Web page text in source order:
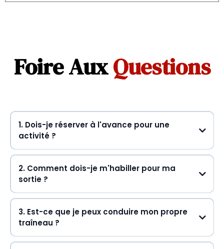
Foire AuxQuestions
1. Dois-je réserver à l'avance pour une
activité ?
Oui, la réservation est obligatoire.
2. Comment dois-je m'habiller pour ma
sortie ?
vêtements d'hiver multicouches
3. Est-ce que je peux conduire mon propre
traîneau ?
Absolument !